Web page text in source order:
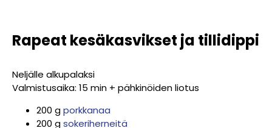
Rapeat kesäkasvikset ja tillidippi
Neljälle alkupalaksi
Valmistusaika: 15 min + pähkinöiden liotus
200 gporkkanaa
200 gsokeriherneitä